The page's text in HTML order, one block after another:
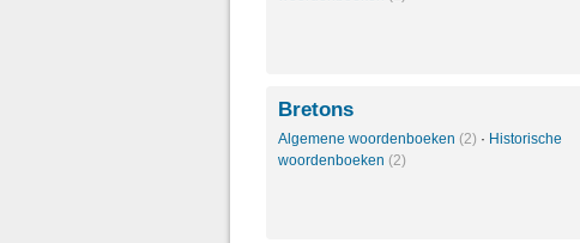
Bretons
Algemene woordenboeken (2) · Historische
woordenboeken (2)